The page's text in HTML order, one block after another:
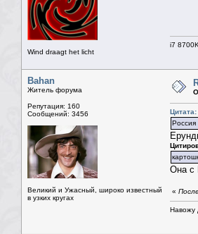
Wind draagt het licht
i7
Bahan
Житель форума
Репутация: 160
Сообщений: 3456
Великий и Ужасный, широко известный
в узких кругах
Россия
Она с
«
Навожу